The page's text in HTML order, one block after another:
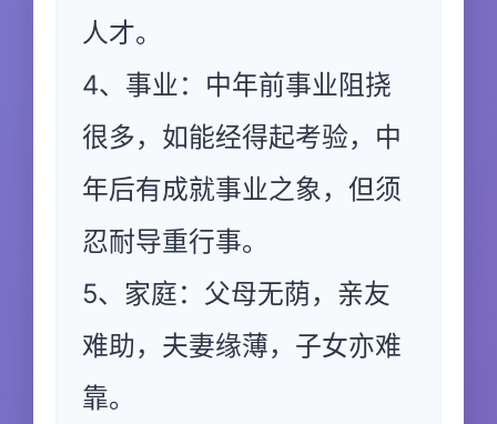
人才。
4、事业：中年前事业阻挠
很多，如能经得起考验，中
年后有成就事业之象，但须
忍耐导重行事。
5、家庭：父母无荫，亲友
难助，夫妻缘薄，子女亦难
靠。